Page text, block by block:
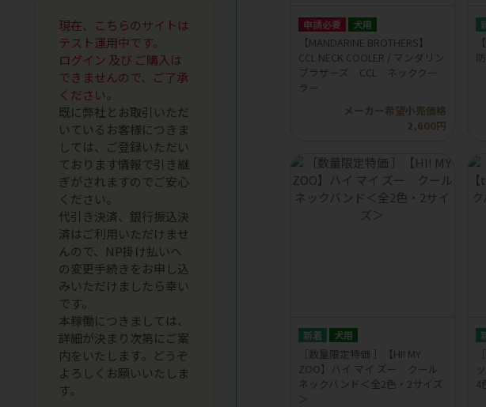
申請必要 犬用
【MANDARINE BROTHERS】
CCL NECK COOLER / マンダリン
ブラザーズ CCL ネッククー
ラー
メーカー希望小売価格
2,600円
犬用
［数量限定特価 ］【HI! MY
ZOO】ハイ マイ ズー クール
ネックバンド＜全2色・2サイズ
＞
4
現在、こちらのサイトは
テスト運用中です。
ログイン 及び ご購入は
できませんので、ご了承
ください。
既に弊社とお取引いただ
いているお客様につきま
しては、ご登録いただい
ております情報で引き継
ぎがされますのでご安心
ください。
代引き決済、銀行振込決
済はご利用いただけませ
んので、NP掛け払いへ
の変更手続きをお申し込
みいただけましたら幸い
です。
本稼働につきましては、
詳細が決まり次第にご案
内をいたします。どうぞ
よろしくお願いいたしま
す。